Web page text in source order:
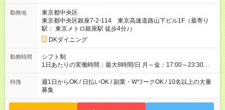
勤務地
東京都中央区
東京都中央区銀座7-2-114 東京高速道路山下ビル1F（最寄り
駅： 東京メトロ銀座駅 徒歩4分♪）
DKダイニング
勤務時間
シフト制
1日あたりの実働時間：最大8時間/日 月～金：17:00～23:30
土：14:00～翌5:00 祝前日：17:00～翌5:00 日祝日：14:00～
23:30 ★上記時間から1日3時間～OK ★週1日～OK◎ ※22時以降
勤務は18歳以上(法令による) ■自由シフト制
特徴
週1日からOK / 日払いOK / 副業・WワークOK / 10名以上の大量
募集